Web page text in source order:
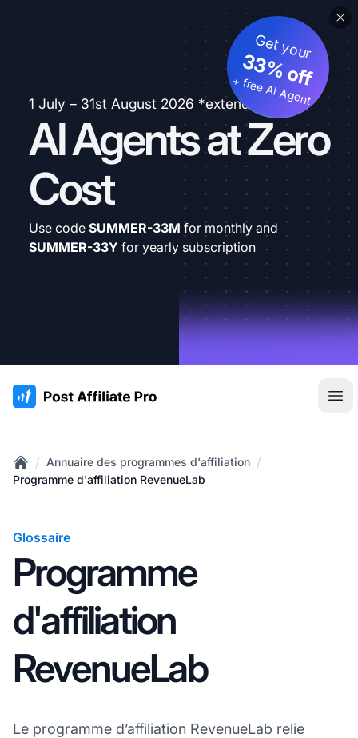
1 July – 31st August 2026 *extended
AI Agents at Zero
Cost
Get your
33% off
+ free AI Agent
Use code SUMMER-33M for monthly and
SUMMER-33Y for yearly subscription
:site.title
Home
/ Annuaire des programmes d'affiliation /
Programme d'affiliation RevenueLab
Glossaire
Programme
d'affiliation
RevenueLab
Le programme d’affiliation RevenueLab relie